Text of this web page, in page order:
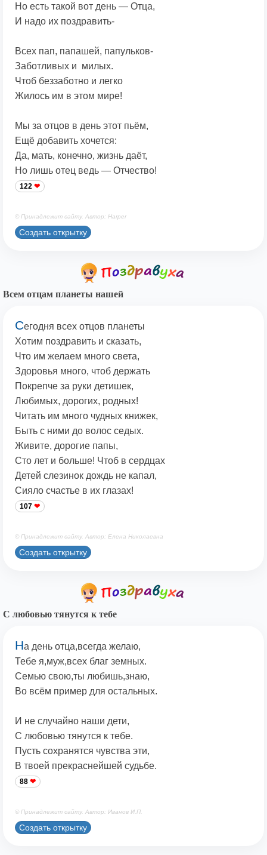
Но есть такой вот день — Отца,
И надо их поздравить-
Всех пап, папашей, папульков-
Заботливых и милых.
Чтоб беззаботно и легко
Жилось им в этом мире!
Мы за отцов в день этот пьём,
Ещё добавить хочется:
Да, мать, конечно, жизнь даёт,
Но лишь отец ведь — Отчество!
122
© Принадлежит сайту. Автор: Harper
Создать открытку
Всем отцам планеты нашей
Сегодня всех отцов планеты
Хотим поздравить и сказать,
Что им желаем много света,
Здоровья много, чтоб держать
Покрепче за руки детишек,
Любимых, дорогих, родных!
Читать им много чудных книжек,
Быть с ними до волос седых.
Живите, дорогие папы,
Сто лет и больше! Чтоб в сердцах
Детей слезинок дождь не капал,
Сияло счастье в их глазах!
107
© Принадлежит сайту. Автор: Елена Николаевна
Создать открытку
С любовью тянутся к тебе
На день отца,всегда желаю,
Тебе я,муж,всех благ земных.
Семью свою,ты любишь,знаю,
Во всём пример для остальных.
И не случайно наши дети,
С любовью тянутся к тебе.
Пусть сохранятся чувства эти,
В твоей прекраснейшей судьбе.
88
© Принадлежит сайту. Автор: Иванов И.П.
Создать открытку